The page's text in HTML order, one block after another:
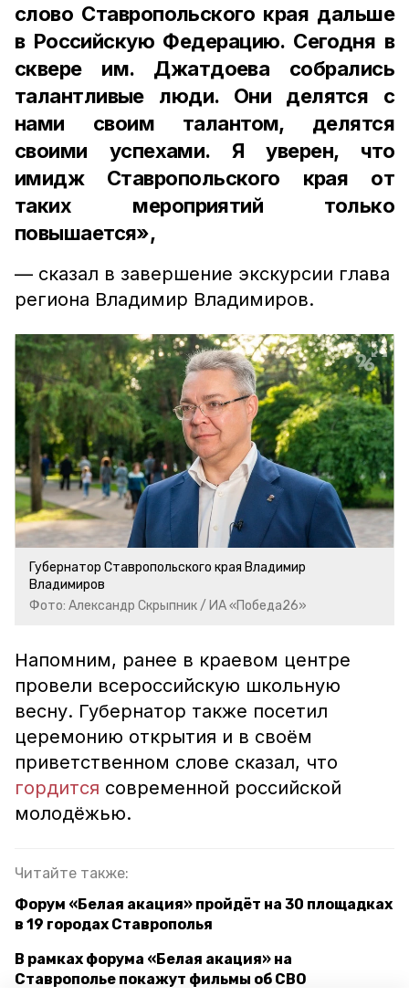
слово Ставропольского края дальше
в Российскую Федерацию. Сегодня в
сквере им. Джатдоева собрались
талантливые люди. Они делятся с
нами своим талантом, делятся
своими успехами. Я уверен, что
имидж Ставропольского края от
таких мероприятий только
повышается»,
— сказал в завершение экскурсии глава
региона Владимир Владимиров.
Губернатор Ставропольского края Владимир
Владимиров
Фото: Александр Скрыпник / ИА «Победа26»
Напомним, ранее в краевом центре
провели всероссийскую школьную
весну. Губернатор также посетил
церемонию открытия и в своём
приветственном слове сказал, что
гордится современной российской
молодёжью.
Читайте также:
Форум «Белая акация» пройдёт на 30 площадках
в 19 городах Ставрополья
В рамках форума «Белая акация» на
Ставрополье покажут фильмы об СВО